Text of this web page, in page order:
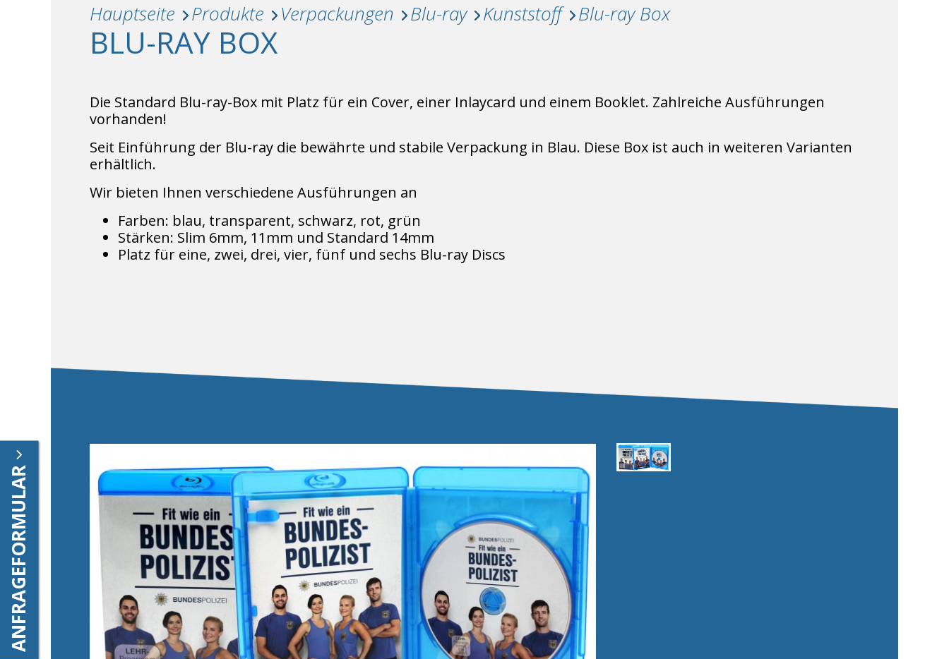
ANFRAGEFORMULAR
Hauptseite Produkte Verpackungen Blu-ray Kunststoff Blu-ray Box
BLU-RAY BOX
Die Standard Blu-ray-Box mit Platz für ein Cover, einer Inlaycard und einem Booklet. Zahlreiche Ausführungen
vorhanden!
Seit Einführung der Blu-ray die bewährte und stabile Verpackung in Blau. Diese Box ist auch in weiteren Varianten
erhältlich.
Wir bieten Ihnen verschiedene Ausführungen an
Farben: blau, transparent, schwarz, rot, grün
Stärken: Slim 6mm, 11mm und Standard 14mm
Platz für eine, zwei, drei, vier, fünf und sechs Blu-ray Discs